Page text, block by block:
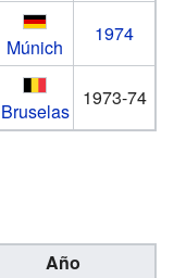
Múnich
1974
Bruselas
1973-74
Año